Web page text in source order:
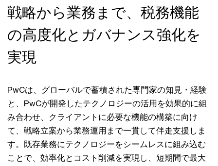
戦略から業務まで、税務機能
の高度化とガバナンス強化を
実現
PwCは、グローバルで蓄積された専門家の知見・経験
と、PwCが開発したテクノロジーの活用を効果的に組
み合わせ、クライアントに必要な機能の構築に向け
て、戦略立案から業務運用まで一貫して伴走支援しま
す。既存業務にテクノロジーをシームレスに組み込む
ことで、効率化とコスト削減を実現し、短期間で最大